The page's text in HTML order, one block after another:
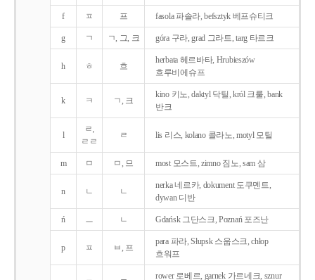
f ㅍ 프 fasola 파솔라, befsztyk 베프슈티크
g ㄱ ㄱ, 그, 크 góra 구라, grad 그라트, targ 타르크
h ㅎ 흐
herbata 헤르바타, Hrubieszów
흐루비에슈프
k ㅋ ㄱ, 크
kino 키노, daktyl 닥틸, król 크룰, bank
반크
l
ㄹ,
ㄹㄹ
ㄹ lis 리스, kolano 콜라노, motyl 모틸
m ㅁ ㅁ, 므 most 모스트, zimno 짐노, sam 삼
n ㄴ ㄴ
nerka 네르카, dokument 도쿠멘트,
dywan 디반
ń ㅡ ㄴ Gdańsk 그단스크, Poznań 포즈난
p ㅍ ㅂ, 프
para 파라, Słupsk 스웁스크, chłop
흐워프
rower 로베르, garnek 가르네크, sznur